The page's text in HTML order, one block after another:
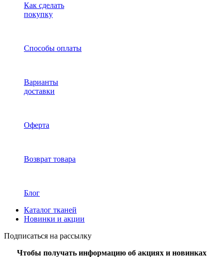
Как сделать
покупку
Способы оплаты
Варианты
доставки
Оферта
Возврат товара
Блог
Каталог тканей
Новинки и акции
Подписаться на рассылку
Чтобы получать информацию об акциях и новинках